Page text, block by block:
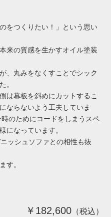
をつくりたい！」という思い
来の質感を生かすオイル塗装
、丸みをなくすことでシック
。
は幕板を斜めにカットするこ
ならないよう工夫していま
のためにコードをしまうスペ
になっています。
ッシュソファとの相性も抜
す。
￥182,600 （税込）